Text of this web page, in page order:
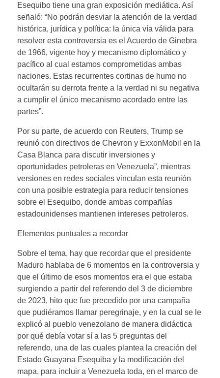
Esequibo tiene una gran exposición mediática. Así
señaló: “No podrán desviar la atención de la verdad
histórica, jurídica y política: la única vía válida para
resolver esta controversia es el Acuerdo de Ginebra
de 1966, vigente hoy y mecanismo diplomático y
pacífico al cual estamos comprometidas ambas
naciones. Estas recurrentes cortinas de humo no
ocultarán su derrota frente a la verdad ni su negativa
a cumplir el único mecanismo acordado entre las
partes”.
Por su parte, de acuerdo con Reuters, Trump se
reunió con directivos de Chevron y ExxonMobil en la
Casa Blanca para discutir inversiones y
oportunidades petroleras en Venezuela”, mientras
versiones en redes sociales vinculan esta reunión
con una posible estrategia para reducir tensiones
sobre el Esequibo, donde ambas compañías
estadounidenses mantienen intereses petroleros.
Elementos puntuales a recordar
Sobre el tema, hay que recordar que el presidente
Maduro hablaba de 6 momentos en la controversia y
que el último de esos momentos era el que estaba
surgiendo a partir del referendo del 3 de diciembre
de 2023, hito que fue precedido por una campaña
que pudiéramos llamar peregrinaje, y en la cual se le
explicó al pueblo venezolano de manera didáctica
por qué debía votar sí a las 5 preguntas del
referendo, una de las cuales plantea la creación del
Estado Guayana Esequiba y la modificación del
mapa, para incluir a Venezuela toda, en el marco de